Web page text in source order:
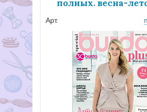
полных. весна-
Арт.